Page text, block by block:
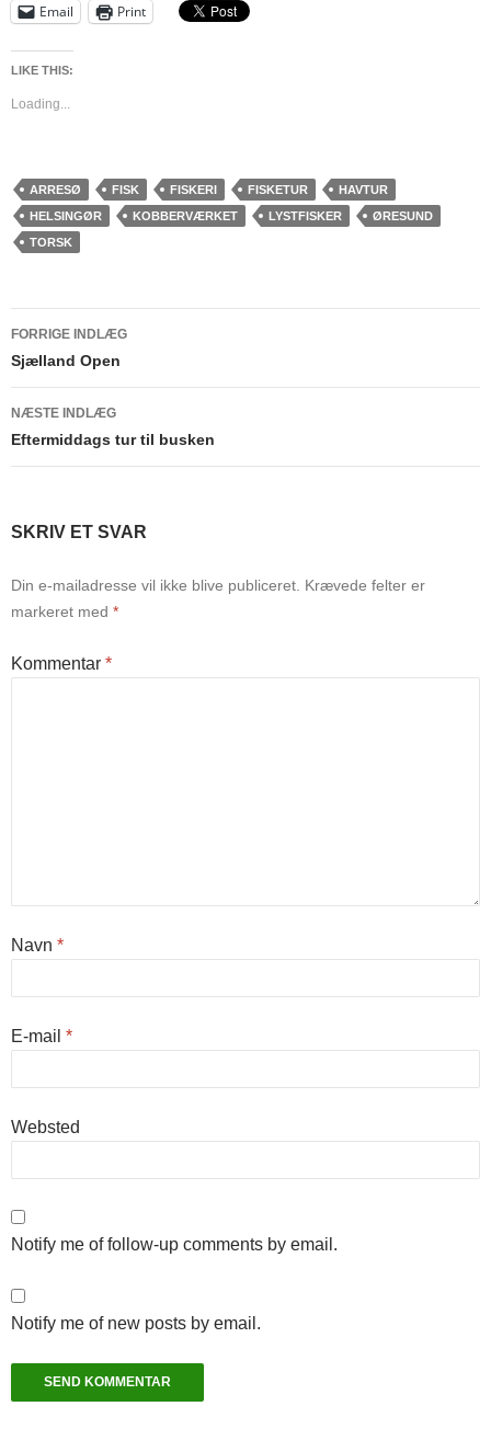
Email Print
LIKE THIS:
Loading...
ARRESØ FISK FISKERI FISKETUR
HAVTUR
HELSINGØR
KOBBERVÆRKET LYSTFISKER
ØRESUND
TORSK
Indlægsnavigation
FORRIGE INDLÆG
Sjælland Open
NÆSTE INDLÆG
Eftermiddags tur til busken
SKRIV ET SVAR
Din e-mailadresse vil ikke blive publiceret. Krævede felter er
markeret med *
Kommentar *
Navn *
E-mail *
Websted
Notify me of follow-up comments by email.
Notify me of new posts by email.